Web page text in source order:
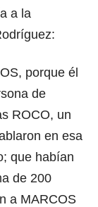
a la
porque él
de
ROCO, un
en esa
que habían
de 200
a MARCOS